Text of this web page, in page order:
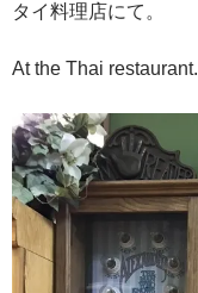
タイ料理店にて。
At the Thai restaurant.